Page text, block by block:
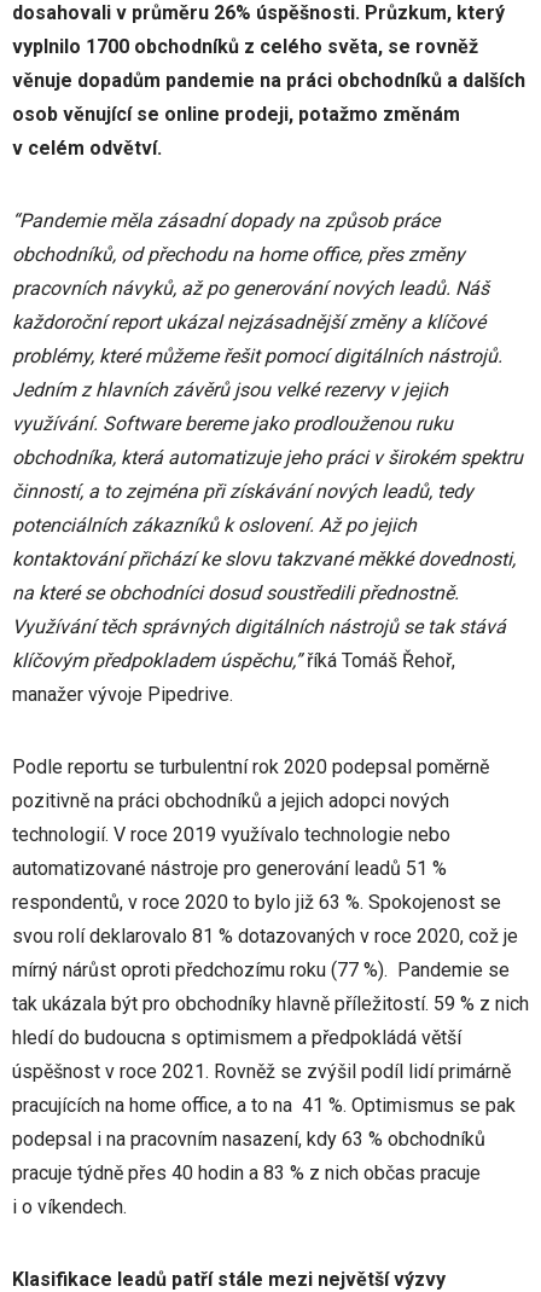
dosahovali v průměru 26% úspěšnosti. Průzkum, který
vyplnilo 1700 obchodníků z celého světa, se rovněž
věnuje dopadům pandemie na práci obchodníků a dalších
osob věnující se online prodeji, potažmo změnám
v celém odvětví.
“Pandemie měla zásadní dopady na způsob práce
obchodníků, od přechodu na home office, přes změny
pracovních návyků, až po generování nových leadů. Náš
každoroční report ukázal nejzásadnější změny a klíčové
problémy, které můžeme řešit pomocí digitálních nástrojů.
Jedním z hlavních závěrů jsou velké rezervy v jejich
využívání. Software bereme jako prodlouženou ruku
obchodníka, která automatizuje jeho práci v širokém spektru
činností, a to zejména při získávání nových leadů, tedy
potenciálních zákazníků k oslovení. Až po jejich
kontaktování přichází ke slovu takzvané měkké dovednosti,
na které se obchodníci dosud soustředili přednostně.
Využívání těch správných digitálních nástrojů se tak stává
klíčovým předpokladem úspěchu,”říká Tomáš Řehoř,
manažer vývoje Pipedrive.
Podle reportu se turbulentní rok 2020 podepsal poměrně
pozitivně na práci obchodníků a jejich adopci nových
technologií. V roce 2019 využívalo technologie nebo
automatizované nástroje pro generování leadů 51 %
respondentů, v roce 2020 to bylo již 63 %. Spokojenost se
svou rolí deklarovalo 81 % dotazovaných v roce 2020, což je
mírný nárůst oproti předchozímu roku (77 %). Pandemie se
tak ukázala být pro obchodníky hlavně příležitostí. 59 % z nich
hledí do budoucna s optimismem a předpokládá větší
úspěšnost v roce 2021. Rovněž se zvýšil podíl lidí primárně
pracujících na home office, a to na 41 %. Optimismus se pak
podepsal i na pracovním nasazení, kdy 63 % obchodníků
pracuje týdně přes 40 hodin a 83 % z nich občas pracuje
i o víkendech.
Klasifikace leadů patří stále mezi největší výzvy